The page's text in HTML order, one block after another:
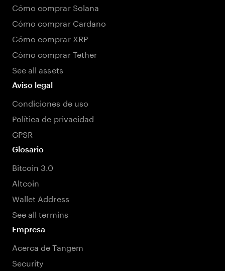
Cómo comprar Solana
Cómo comprar Cardano
Cómo comprar XRP
Cómo comprar Tether
See all assets
Aviso legal
Condiciones de uso
Política de privacidad
GPSR
Glosario
Bitcoin 3.0
Altcoin
Wallet Address
See all termins
Empresa
Acerca de Tangem
Security